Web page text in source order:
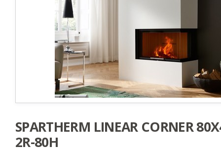
SPARTHERM LINEAR CORNER
2R-80H